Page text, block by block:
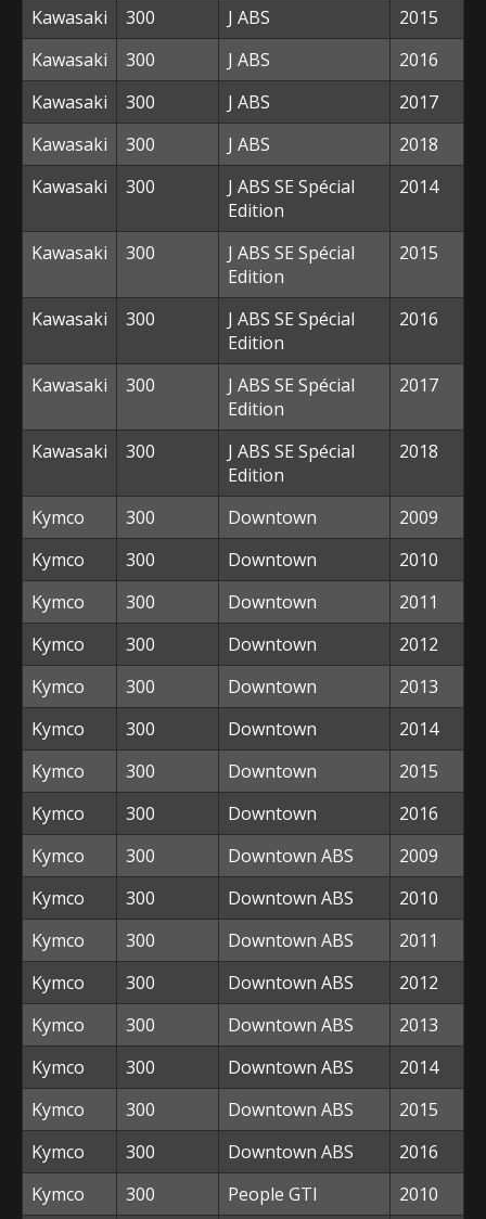
Kawasaki
300 J ABS
2015
Kawasaki
300 J ABS
2016
Kawasaki
300 J ABS
2017
Kawasaki
300 J ABS
2018
Kawasaki
300
J ABS SE Spécial
Edition
2014
Kawasaki 300
J ABS SE Spécial
Edition
2015
Kawasaki 300
J ABS SE Spécial
Edition
2016
Kawasaki 300
J ABS SE Spécial
Edition
2017
Kawasaki 300
J ABS SE Spécial
Edition
2018
Kymco 300 Downtown
2009
Kymco
300 Downtown
2010
Kymco
300 Downtown
2011
Kymco
300 Downtown
2012
Kymco
300 Downtown
2013
Kymco
300 Downtown
2014
Kymco
300 Downtown
2015
Kymco
300 Downtown
2016
Kymco
300 Downtown ABS
2009
Kymco
300 Downtown ABS
2010
Kymco
300 Downtown ABS
2011
Kymco
300 Downtown ABS
2012
Kymco
300 Downtown ABS
2013
Kymco
300 Downtown ABS
2014
Kymco
300 Downtown ABS
2015
Kymco
300 Downtown ABS
2016
Kymco
300 People GTI
2010